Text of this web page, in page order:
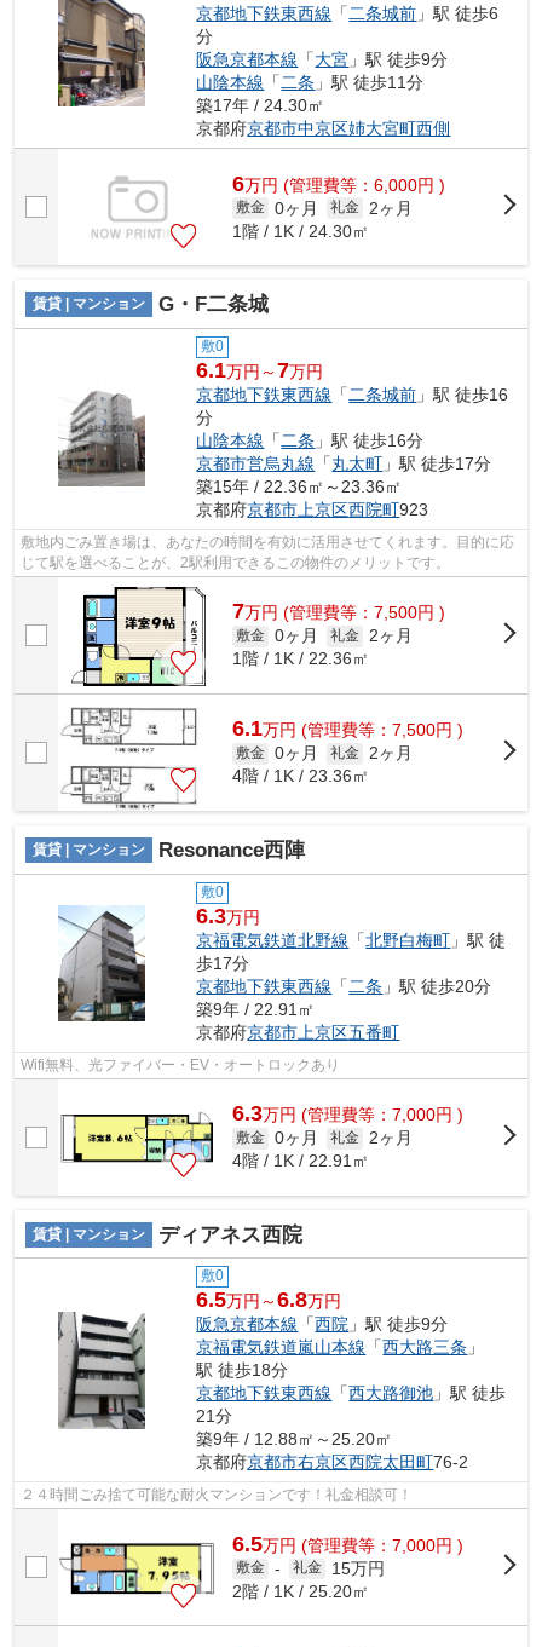
京都地下鉄東西線 「 二条城前 」駅 徒歩6
分
阪急京都本線 「大宮 」駅 徒歩9分
山陰本線 「 二条 」駅 徒歩11分
築17年 / 24.30㎡
京都府京都市中京区姉大宮町西側
6万円 (管理費等：6,000円 )
敷金 0ヶ月 礼金
2ヶ月
1階 / 1K / 24.30㎡
賃貸 | マンション G・F二条城
敷0
6.1万円～7万円
京都地下鉄東西線 「 二条城前 」駅 徒歩16
分
山陰本線 「 二条 」駅 徒歩16分
京都市営烏丸線 「丸太町 」駅 徒歩17分
築15年 / 22.36㎡～23.36㎡
京都府京都市上京区西院町923
敷地内ごみ置き場は、あなたの時間を有効に活用させてくれます。目的に応
じて駅を選べることが、2駅利用できるこの物件のメリットです。
7万円 (管理費等：7,500円 )
敷金 0ヶ月 礼金 2ヶ月
1階 / 1K / 22.36㎡
6.1万円 (管理費等：7,500円 )
敷金 0ヶ月 礼金 2ヶ月
4階 / 1K / 23.36㎡
賃貸 | マンション Resonance西陣
敷0
6.3万円
京福電気鉄道北野線 「北野白梅町 」駅 徒
歩17分
京都地下鉄東西線 「 二条 」駅 徒歩20分
築9年 / 22.91㎡
京都府京都市上京区五番町
Wifi無料、光ファイバー・EV・オートロックあり
6.3万円 (管理費等：7,000円 )
敷金 0ヶ月 礼金
2ヶ月
4階 / 1K / 22.91㎡
賃貸 | マンション ディアネス西院
敷0
6.5万円～6.8万円
阪急京都本線 「西院 」駅 徒歩9分
京福電気鉄道嵐山本線 「西大路三条 」
駅 徒歩18分
京都地下鉄東西線 「西大路御池 」駅 徒歩
21分
築9年 / 12.88㎡～25.20㎡
京都府京都市右京区西院太田町76-2
２４時間ごみ捨て可能な耐火マンションです！礼金相談可！
6.5万円 (管理費等：7,000円 )
敷金 - 礼金
15万円
2階 / 1K / 25.20㎡